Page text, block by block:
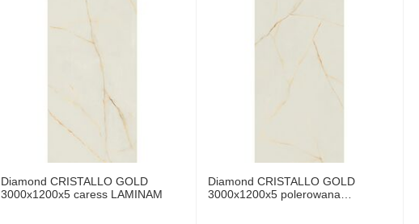
Diamond CRISTALLO GOLD
3000x1200x5 caress LAMINAM
Diamond CRISTALLO GOLD
3000x1200x5 polerowana